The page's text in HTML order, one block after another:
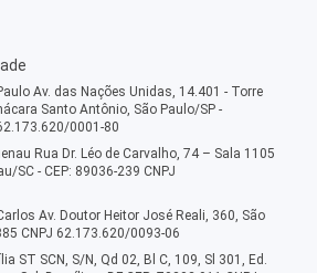
Av. das Nações Unidas, 14.401 - Torre
Santo Antônio, São Paulo/SP -
0001-80
Rua Dr. Léo de Carvalho, 74 – Sala 1105
SC - CEP: 89036-239 CNPJ
Av. Doutor Heitor José Reali, 360, São
CNPJ 62.173.620/0093-06
ST SCN, S/N, Qd 02, Bl C, 109, Sl 301, Ed.